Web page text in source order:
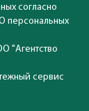
согласно
персональных
"Агентство
сервис